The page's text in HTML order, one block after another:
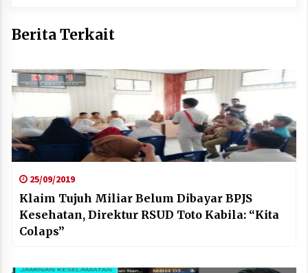
Berita Terkait
25/09/2019
Klaim Tujuh Miliar Belum Dibayar BPJS
Kesehatan, Direktur RSUD Toto Kabila: “Kita
Colaps”